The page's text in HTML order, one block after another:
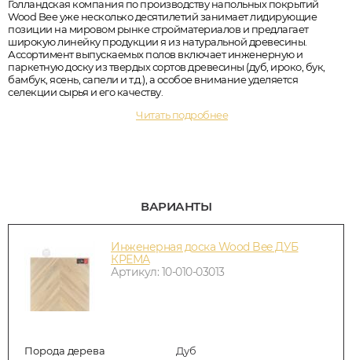
Голландская компания по производству напольных покрытий
Wood Bee уже несколько десятилетий занимает лидирующие
позиции на мировом рынке стройматериалов и предлагает
широкую линейку продукции я из натуральной древесины.
Ассортимент выпускаемых полов включает инженерную и
паркетную доску из твердых сортов древесины (дуб, ироко, бук,
бамбук, ясень, сапели и т.д.), а особое внимание уделяется
селекции сырья и его качеству.
Читать подробнее
ВАРИАНТЫ
Инженерная доска Wood Bee ДУБ
КРЕМА
Артикул: 10-010-03013
Порода дерева
Дуб